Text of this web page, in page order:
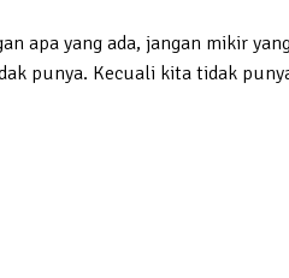
apa yang ada, jangan mikir
punya. Kecuali kita tidak